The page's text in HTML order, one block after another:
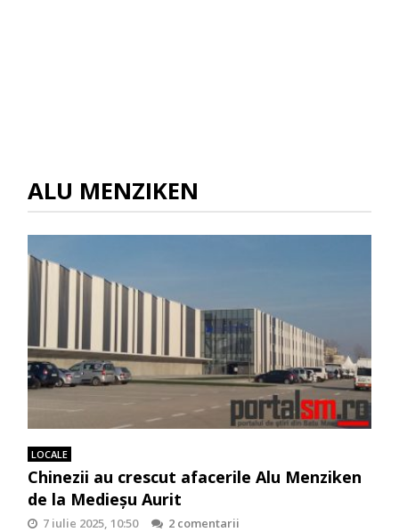
ALU MENZIKEN
LOCALE
Chinezii au crescut afacerile Alu Menziken
de la Medieșu Aurit
7 iulie 2025, 10:50
2 comentarii